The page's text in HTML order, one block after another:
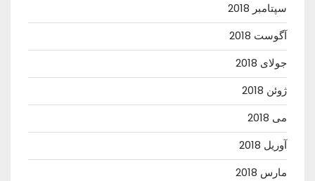
سپتامبر 2018
آگوست 2018
جولای 2018
ژوئن 2018
می 2018
آوریل 2018
مارس 2018